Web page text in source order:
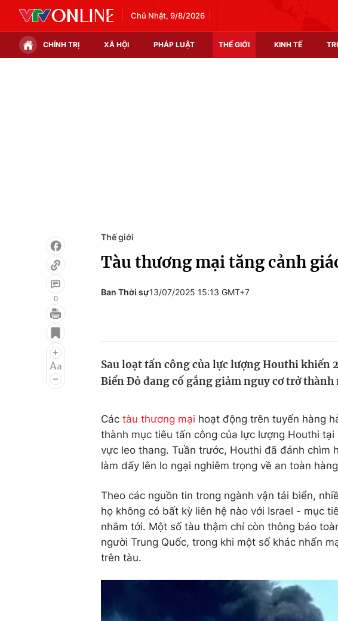
Chủ Nhật, 9/8/2026
CHÍNH TRỊ XÃ HỘI PHÁP LUẬT THẾ GIỚI KINH TẾ
Điện ảnh
Âm nhạc
Làm đẹp
Học
0
Thế giới
Tàu thương mại tăng cảnh
Ban Thời sự13/07/2025 15:13 GMT+7
Sau loạt tấn công của lực lượng Houthi khiến
Biển Đỏ đang cố gắng giảm nguy cơ trở thành
Các tàu thương mại hoạt động trên tuyến hàng
thành mục tiêu tấn công của lực lượng Houthi
vực leo thang. Tuần trước, Houthi đã đánh chìm
làm dấy lên lo ngại nghiêm trọng về an toàn
Theo các nguồn tin trong ngành vận tải biển,
họ không có bất kỳ liên hệ nào với Israel - mục
nhắm tới. Một số tàu thậm chí còn thông báo
người Trung Quốc, trong khi một số khác nhấn
trên tàu.